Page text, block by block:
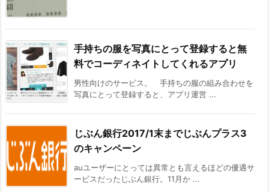
手持ちの服を写真にとって登録すると無
料でコーディネイトしてくれるアプリ
男性向けのサービス。 手持ちの服の組み合わせを
写真にとって登録すると、アプリ運営 ...
じぶん銀行2017/1末までじぶんプラス3
のキャンペーン
auユーザーにとっては異常とも言えるほどの優遇サ
ービスだったじぶん銀行。11月か ...